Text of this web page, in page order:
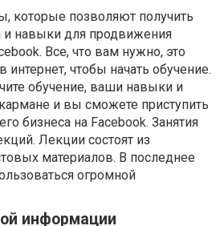
которые позволяют получить
и навыки для продвижения
Все, что вам нужно, это
чтобы начать обучение.
обучение, ваши навыки и
и вы сможете приступить
бизнеса на Facebook. Занятия
Лекции состоят из
материалов. В последнее
огромной
информации